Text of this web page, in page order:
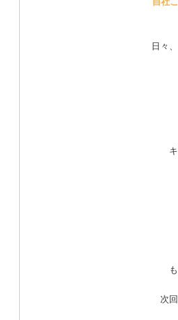
日々
次